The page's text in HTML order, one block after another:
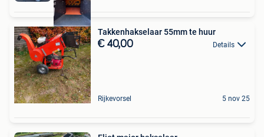
Takkenhakselaar 55mm te huur
€ 40,00 Details
Rijkevorsel 5 nov 25